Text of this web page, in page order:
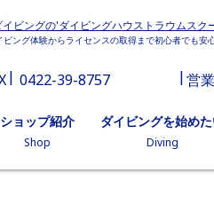
ビングの'ダイビングハウストラウムスク
ング体験からライセンスの取得まで初心者でも安
0422-39-8757 営
ショップ紹介
Shop
ダイビングを始め
Diving